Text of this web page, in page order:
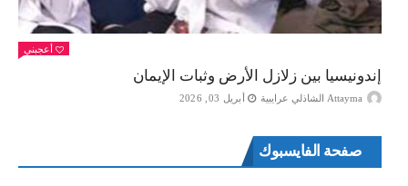
أعجبني
إندونيسيا بين زلازل الأرض وثبات الإيمان
Attayma الشاذلي عرايبية أبريل 03, 2026
صفحة الفايسبوك